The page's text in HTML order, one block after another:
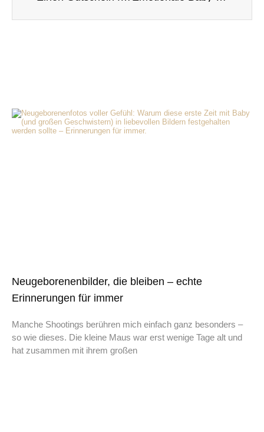
Neugeborenenbilder, die bleiben – echte
Erinnerungen für immer
Manche Shootings berühren mich einfach ganz besonders –
so wie dieses. Die kleine Maus war erst wenige Tage alt und
hat zusammen mit ihrem großen